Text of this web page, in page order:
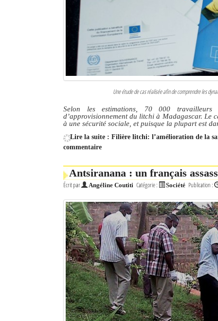
Une étude de cas réalisée afin de comprendre les
Selon les estimations, 70 000
d’approvisionnement du litchi à Madagascar.
à une sécurité sociale, et puisque la plupart est
Lire la suite : Filière litchi: l’amélioration de la
commentaire
Antsiranana : un français
Écrit par Angéline Coutiti Catégorie : Société Publication :